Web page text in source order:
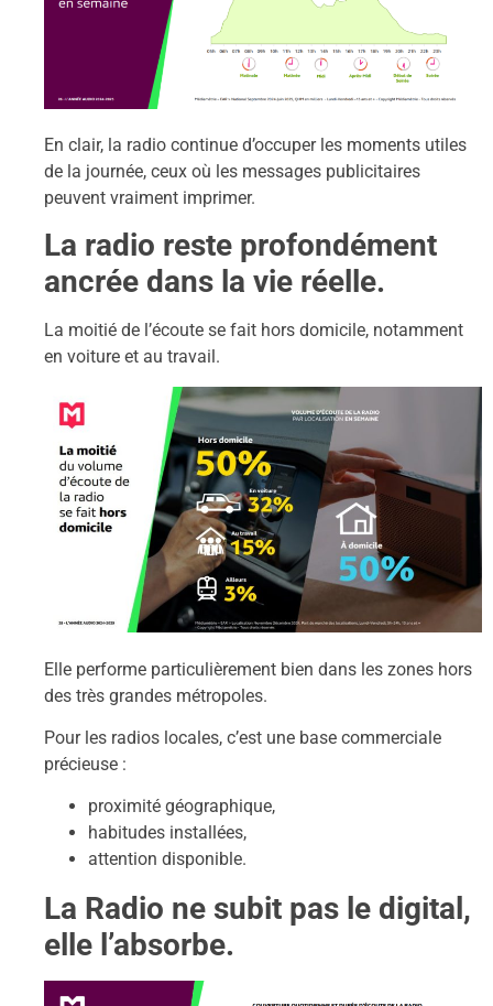
En clair, la radio continue d’occuper les moments utiles
de la journée, ceux où les messages publicitaires
peuvent vraiment imprimer.
La radio reste profondément
ancrée dans la vie réelle.
La moitié de l’écoute se fait hors domicile, notamment
en voiture et au travail.
Elle performe particulièrement bien dans les zones hors
des très grandes métropoles.
Pour les radios locales, c’est une base commerciale
précieuse :
proximité géographique,
habitudes installées,
attention disponible.
La Radio ne subit pas le digital,
elle l’absorbe.